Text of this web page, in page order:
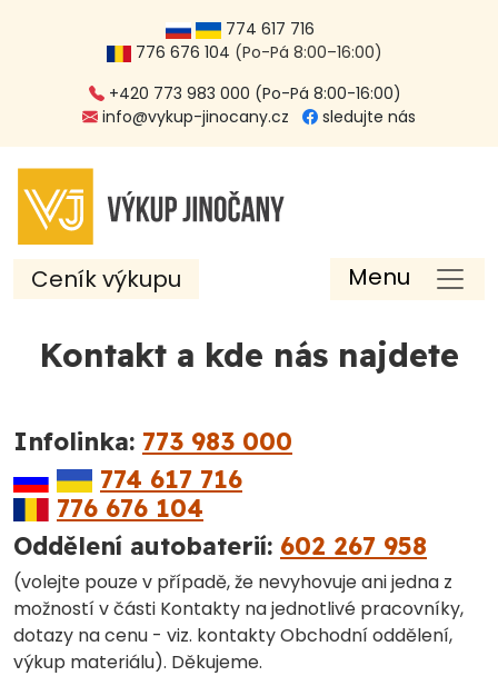
774 617 716
776 676 104 (Po-Pá 8:00–16:00)
+420 773 983 000 (Po-Pá 8:00-16:00)
info@vykup-jinocany.cz
sledujte nás
Ceník výkupu Menu
Kontakt a kde nás najdete
Infolinka: 773 983 000
774 617 716
776 676 104
Oddělení autobaterií: 602 267 958
(volejte pouze v případě, že nevyhovuje ani jedna z
možností v části Kontakty na jednotlivé pracovníky,
dotazy na cenu - viz. kontakty Obchodní oddělení,
výkup materiálu). Děkujeme.